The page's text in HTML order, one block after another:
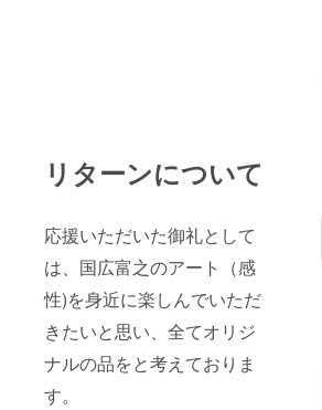
リターンについて
応援いただいた御礼として
は、国広富之のアート（感
性)を身近に楽しんでいただ
きたいと思い、全てオリジ
ナルの品をと考えておりま
す。